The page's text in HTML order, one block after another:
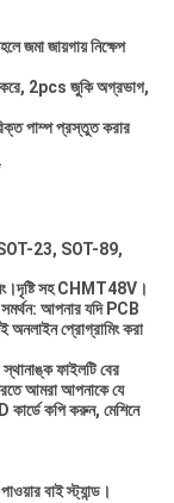
জমা জায়গায় নিক্ষেপ
করে, 2pcs জুকি অগ্রভাগ,
পাম্প প্রস্তুত করার
23, SOT-89,
সহ CHMT48V।
সমর্থন: আপনার যদি PCB
অনলাইন প্রোগ্রামিং করা
ফাইলটি বের
আমরা আপনাকে যে
কার্ডে কপি করুন, মেশিনে
বাই স্ট্যান্ড।